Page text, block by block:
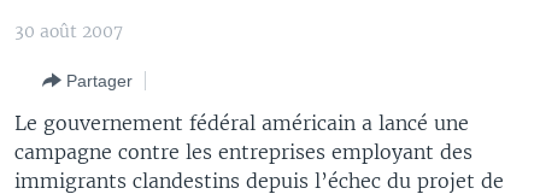
navigation
Retour
recherche
SPORT
WASHINGTON FORUM
CORRESPONDANT VOA
FOCUS SAHEL
À VOTRE AVIS
VOTRE SANTÉ VOTRE AVENIR
LE MONDE AU FÉMININ
BAMBARA
FULFULDE
LINGALA
Apprenez L'anglais
SUIVEZ-NOUS
30 août 2007
Partager
Le gouvernement fédéral américain a lancé une
campagne contre les entreprises employant des
immigrants clandestins depuis l’échec du projet de